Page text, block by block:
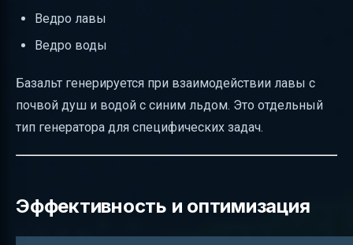
Ведро лавы
Ведро воды
Базальт генерируется при взаимодействии лавы с
почвой душ и водой с синим льдом. Это отдельный
тип генератора для специфических задач.
Эффективность и оптимизация